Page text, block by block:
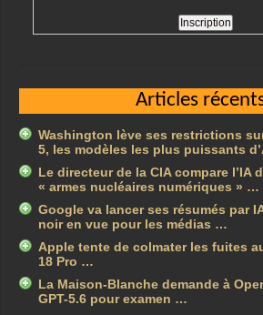
Articles
Washington lève ses restrictions
5, les modèles les plus puissants
Le directeur de la CIA compare l’IA
« armes nucléaires numériques » …
Google va lancer ses résumés par
noir en vue pour les médias …
Apple tente de colmater les fuites
18 Pro …
La Maison-Blanche demande à
GPT-5.6 pour examen …